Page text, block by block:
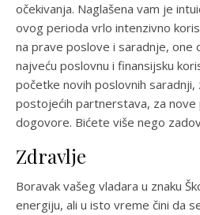
očekivanja. Naglašena vam je
ovog perioda vrlo intenzivno
na prave poslove i saradnje, one
najveću poslovnu i finansijsku
početke novih poslovnih saradnji,
postojećih partnerstava, za
dogovore. Bićete više nego
Zdravlje
Boravak vašeg vladara u znaku
energiju, ali u isto vreme čini da